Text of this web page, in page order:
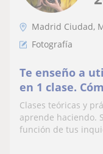
Madrid Ciudad,
Fotografía
Te enseño a
en 1 clase.
se vean
Clases teóricas y
aprende haciendo.
función de tus